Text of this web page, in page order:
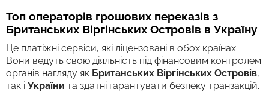
Топ операторів грошових переказів з
Британських Віргінських Островів в Україну
Це платіжні сервіси, які ліцензовані в обох країнах.
Вони ведуть свою діяльність під фінансовим контролем
органів нагляду як Британських Віргінських Островів,
так і України та здатні гарантувати безпеку транзакцій.